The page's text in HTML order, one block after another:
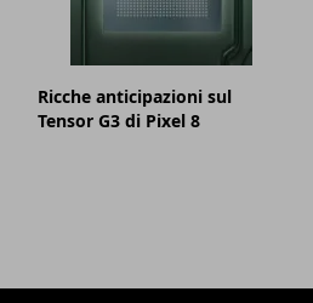
Ricche anticipazioni sul
Tensor G3 di Pixel 8